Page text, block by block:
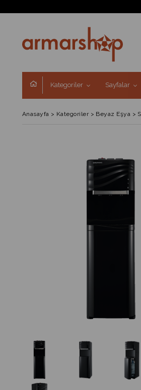
Kategoriler Sayfalar
Anasayfa > Kategoriler> Beyaz Eşya >